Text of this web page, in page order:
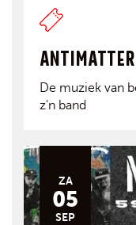
De muziek van
z'n band
ZA
05
SEP